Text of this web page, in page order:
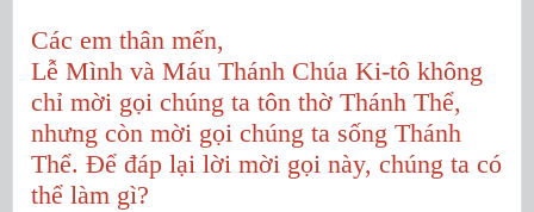
Các em thân mến,
Lễ Mình và Máu Thánh Chúa Ki-tô không
chỉ mời gọi chúng ta tôn thờ Thánh Thể,
nhưng còn mời gọi chúng ta sống Thánh
Thể. Để đáp lại lời mời gọi này, chúng ta có
thể làm gì?